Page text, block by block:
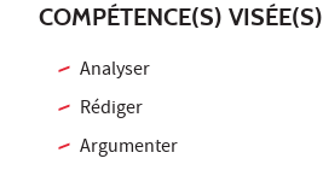
COMPÉTENCE(S) VISÉE(S)
Analyser
Rédiger
Argumenter